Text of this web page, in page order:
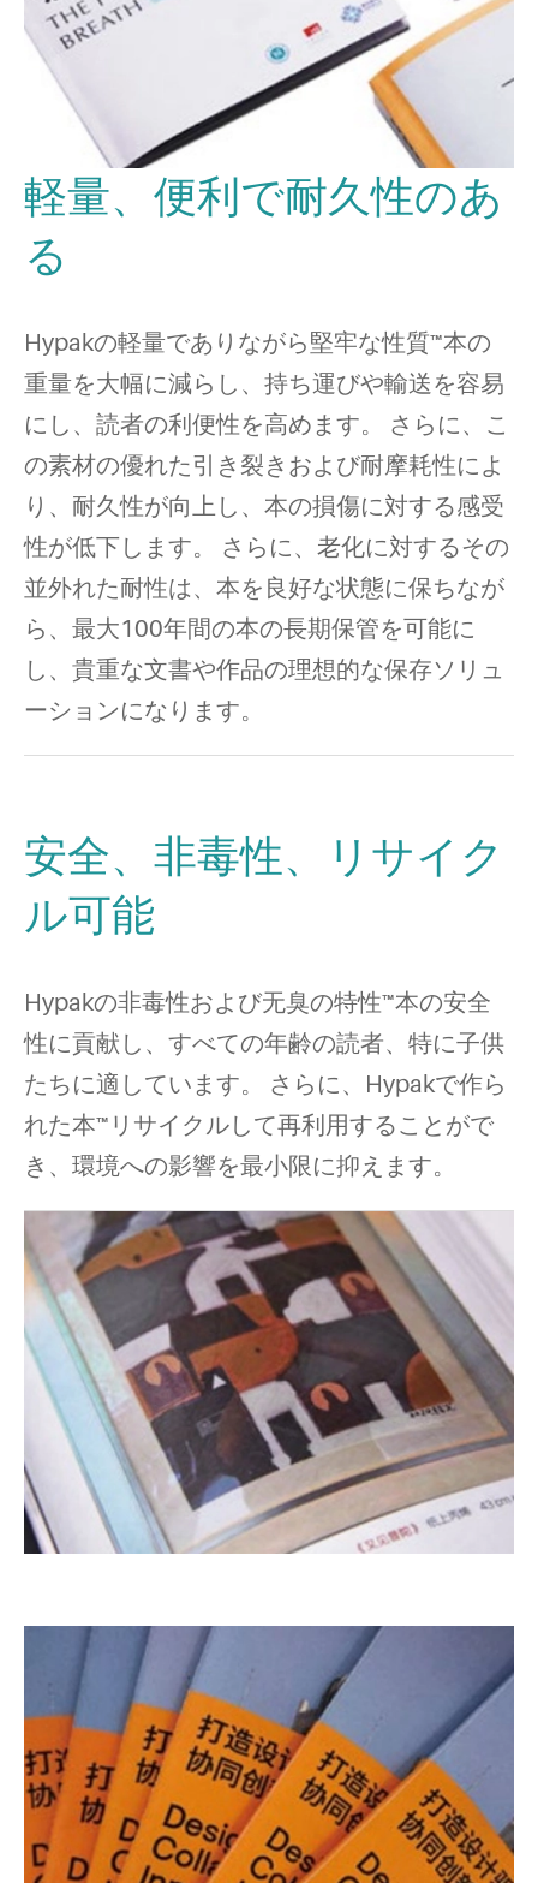
軽量、便利で耐久性のあ
る
Hypakの軽量でありながら堅牢な性質™本の
重量を大幅に減らし、持ち運びや輸送を容易
にし、読者の利便性を高めます。 さらに、こ
の素材の優れた引き裂きおよび耐摩耗性によ
り、耐久性が向上し、本の損傷に対する感受
性が低下します。 さらに、老化に対するその
並外れた耐性は、本を良好な状態に保ちなが
ら、最大100年間の本の長期保管を可能に
し、貴重な文書や作品の理想的な保存ソリュ
ーションになります。
安全、非毒性、リサイク
ル可能
Hypakの非毒性および无臭の特性™本の安全
性に貢献し、すべての年齢の読者、特に子供
たちに適しています。 さらに、Hypakで作ら
れた本™リサイクルして再利用することがで
き、環境への影響を最小限に抑えます。